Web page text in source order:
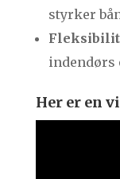
styrker
indendørs
Her er en